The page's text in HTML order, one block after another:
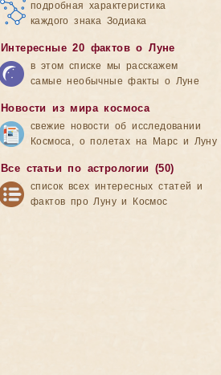
подробная характеристика
каждого знака Зодиака
Интересные 20 фактов о Луне
в этом списке мы расскажем
самые необычные факты о Луне
Новости из мира космоса
свежие новости об исследовании
Космоса, о полетах на Марс и Луну
Все статьи по астрологии (50)
список всех интересных статей и
фактов про Луну и Космос